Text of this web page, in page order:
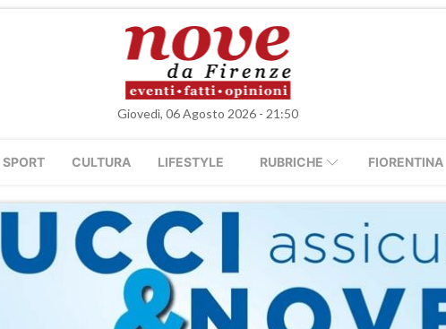
Giovedì, 06 Agosto 2026 - 21:50
SPORT CULTURA LIFESTYLE RUBRICHE FIORENTINA